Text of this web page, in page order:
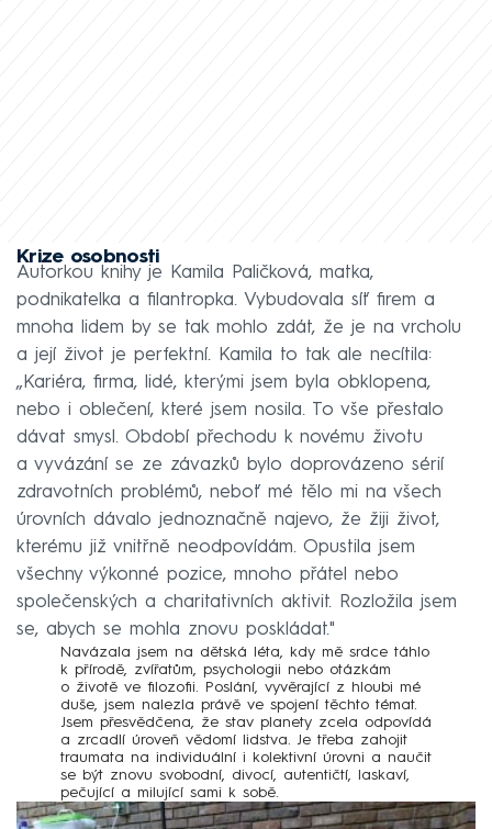
Krize osobnosti
Autorkou knihy je Kamila Paličková, matka,
podnikatelka a filantropka. Vybudovala síť firem a
mnoha lidem by se tak mohlo zdát, že je na vrcholu
a její život je perfektní. Kamila to tak ale necítila:
„Kariéra, firma, lidé, kterými jsem byla obklopena,
nebo i oblečení, které jsem nosila. To vše přestalo
dávat smysl. Období přechodu k novému životu
a vyvázání se ze závazků bylo doprovázeno sérií
zdravotních problémů, neboť mé tělo mi na všech
úrovních dávalo jednoznačně najevo, že žiji život,
kterému již vnitřně neodpovídám. Opustila jsem
všechny výkonné pozice, mnoho přátel nebo
společenských a charitativních aktivit. Rozložila jsem
se, abych se mohla znovu poskládat."
Navázala jsem na dětská léta, kdy mě srdce táhlo
k přírodě, zvířatům, psychologii nebo otázkám
o životě ve filozofii. Poslání, vyvěrající z hloubi mé
duše, jsem nalezla právě ve spojení těchto témat.
Jsem přesvědčena, že stav planety zcela odpovídá
a zrcadlí úroveň vědomí lidstva. Je třeba zahojit
traumata na individuální i kolektivní úrovni a naučit
se být znovu svobodní, divocí, autentičtí, laskaví,
pečující a milující sami k sobě.